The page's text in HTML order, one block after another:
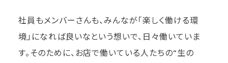
社員もメンバーさんも、みんなが「楽しく働ける環
境」になれば良いなという想いで、日々働いていま
す。そのために、お店で働いている人たちの“生の